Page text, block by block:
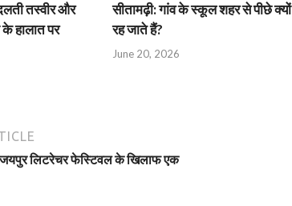
तस्वीर और
के हालात पर
सीतामढ़ी: गांव के स्कूल शहर से पीछे क्यों
रह जाते हैं?
June 20, 2026
जयपुर लिटरेचर फेस्टिवल के खिलाफ एक